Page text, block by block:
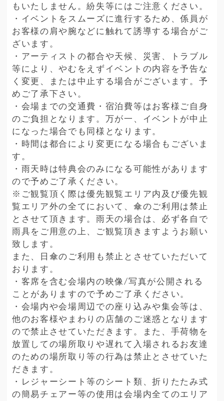
もいたしません。紛失等にはご注意ください。
・イベントをスムーズに進行するため、係員が
お客様の肩や腕などに触れて誘導する場合がご
ざいます。
・アーティストの都合や天候、災害、トラブル
等により、やむをえずイベントの内容を予告な
く変更、または中止する場合がございます。予
めご了承下さい。
・会場までの交通費・宿泊費等はお客様ご自身
のご負担となります。万が一、イベントが中止
になった場合でも同様となります。
・時間は都合により変更になる場合もございま
す。
・雨天時は特典会のみになる可能性があります
ので予めご了承ください。
※ご観覧頂く際は優先観覧エリア内及び優先観
覧エリア外の全てにおいて、傘のご利用は禁止
とさせて頂きます。雨天の場合は、必ず各自で
雨具をご用意の上、ご観覧頂きますようお願い
致します。
また、日傘のご利用も禁止とさせていただいて
おります。
・客席を含む会場内の映像/写真が公開される
ことがありますので予めご了承ください。
・会場内や会場周辺での座り込みや集会等は、
他のお客様やまわりの店舗のご迷惑となります
ので禁止させていただきます。また、手荷物を
放置しての場所取りや遅れて入場されるお友達
のための場所取り等の行為は禁止とさせていた
だきます。
・レジャーシート等のシート類、折りたたみ式
の簡易チェアー等の使用は会場内全てのエリア